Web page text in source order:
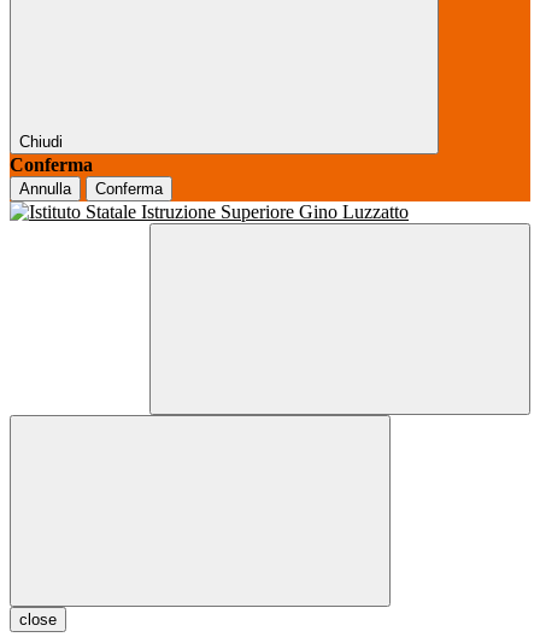
Chiudi
Conferma
Annulla Conferma
close